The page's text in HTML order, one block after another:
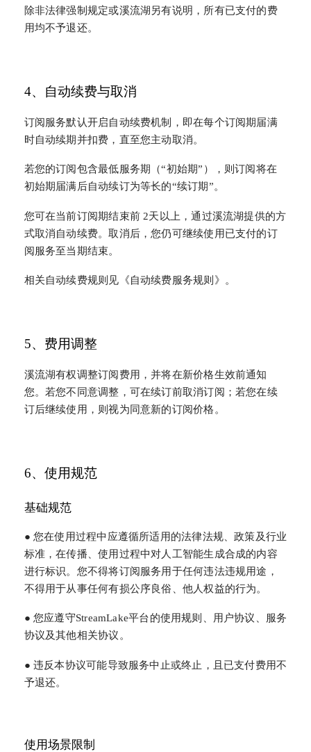
除非法律强制规定或溪流湖另有说明，所有已支付的费
用均不予退还。
4、自动续费与取消
订阅服务默认开启自动续费机制，即在每个订阅期届满
时自动续期并扣费，直至您主动取消。
若您的订阅包含最低服务期（“初始期”），则订阅将在
初始期届满后自动续订为等长的“续订期”。
您可在当前订阅期结束前 2天以上，通过溪流湖提供的方
式取消自动续费。取消后，您仍可继续使用已支付的订
阅服务至当期结束。
相关自动续费规则见《自动续费服务规则》。
5、费用调整
溪流湖有权调整订阅费用，并将在新价格生效前通知
您。若您不同意调整，可在续订前取消订阅；若您在续
订后继续使用，则视为同意新的订阅价格。
6、使用规范
基础规范
● 您在使用过程中应遵循所适用的法律法规、政策及行业
标准，在传播、使用过程中对人工智能生成合成的内容
进行标识。您不得将订阅服务用于任何违法违规用途，
不得用于从事任何有损公序良俗、他人权益的行为。
● 您应遵守StreamLake平台的使用规则、用户协议、服务
协议及其他相关协议。
● 违反本协议可能导致服务中止或终止，且已支付费用不
予退还。
使用场景限制